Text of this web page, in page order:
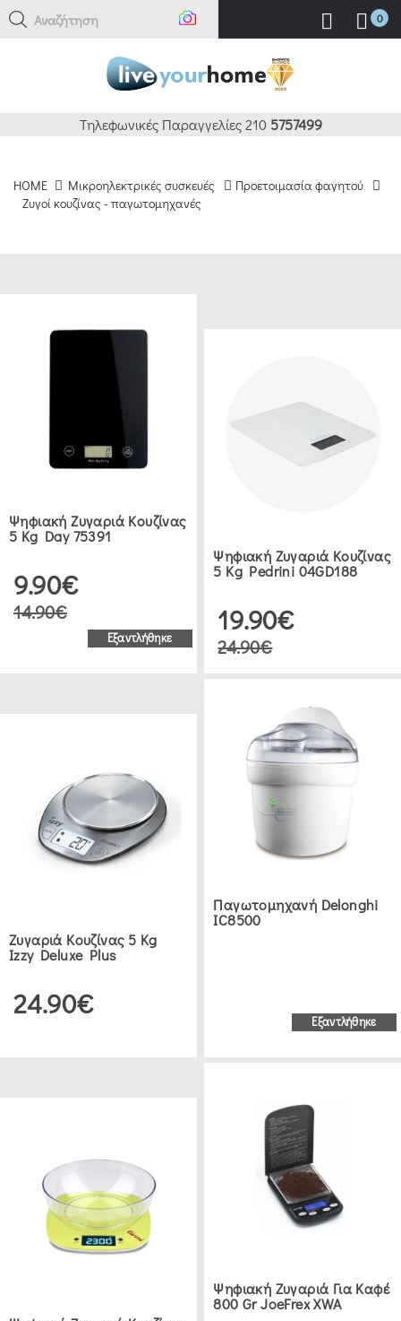
Αναζήτηση εδώ 0
Τηλεφωνικές Παραγγελίες 210 5757499
HOME Μικροηλεκτρικές συσκευές
Προετοιμασία φαγητού
Ζυγοί κουζίνας - παγωτομηχανές
Ψηφιακή Ζυγαριά Κουζίνας
5 Kg Day 75391
9.90€
14.90€
Εξαντλήθηκε
Ψηφιακή Ζυγαριά Κουζίνας
5 Kg Pedrini 04GD188
19.90€
24.90€
Ζυγαριά Κουζίνας 5 Kg
Izzy Deluxe Plus
24.90€
Παγωτομηχανή Delonghi
IC8500
Εξαντλήθηκε
Ψηφιακή Ζυγαριά Για Καφέ
800 Gr JoeFrex XWA
(1)
ΔΙΑΦΟΡΟΙ
(1)
ANKOR
(8)
JOEFREX
(2)